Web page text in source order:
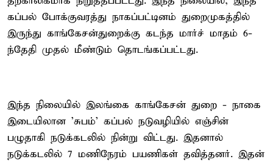
கப்பல் போக்குவரத்து நாகப்பட்டினம் துறைமுகத்தில்
இருந்து காங்கேசன்துறைக்கு கடந்த மார்ச் மாதம் 6-
ந்தேதி முதல் மீண்டும் தொடங்கப்பட்டது.
இந்த நிலையில் இலங்கை காங்கேசன் துறை - நாகை
இடையிலான 'சுபம்' கப்பல் நடுவழியில் எஞ்சின்
பழுதாகி நடுக்கடலில் நின்று விட்டது. இதனால்
நடுக்கடலில் 7 மணிநேரம் பயணிகள் தவித்தனர். இதன்